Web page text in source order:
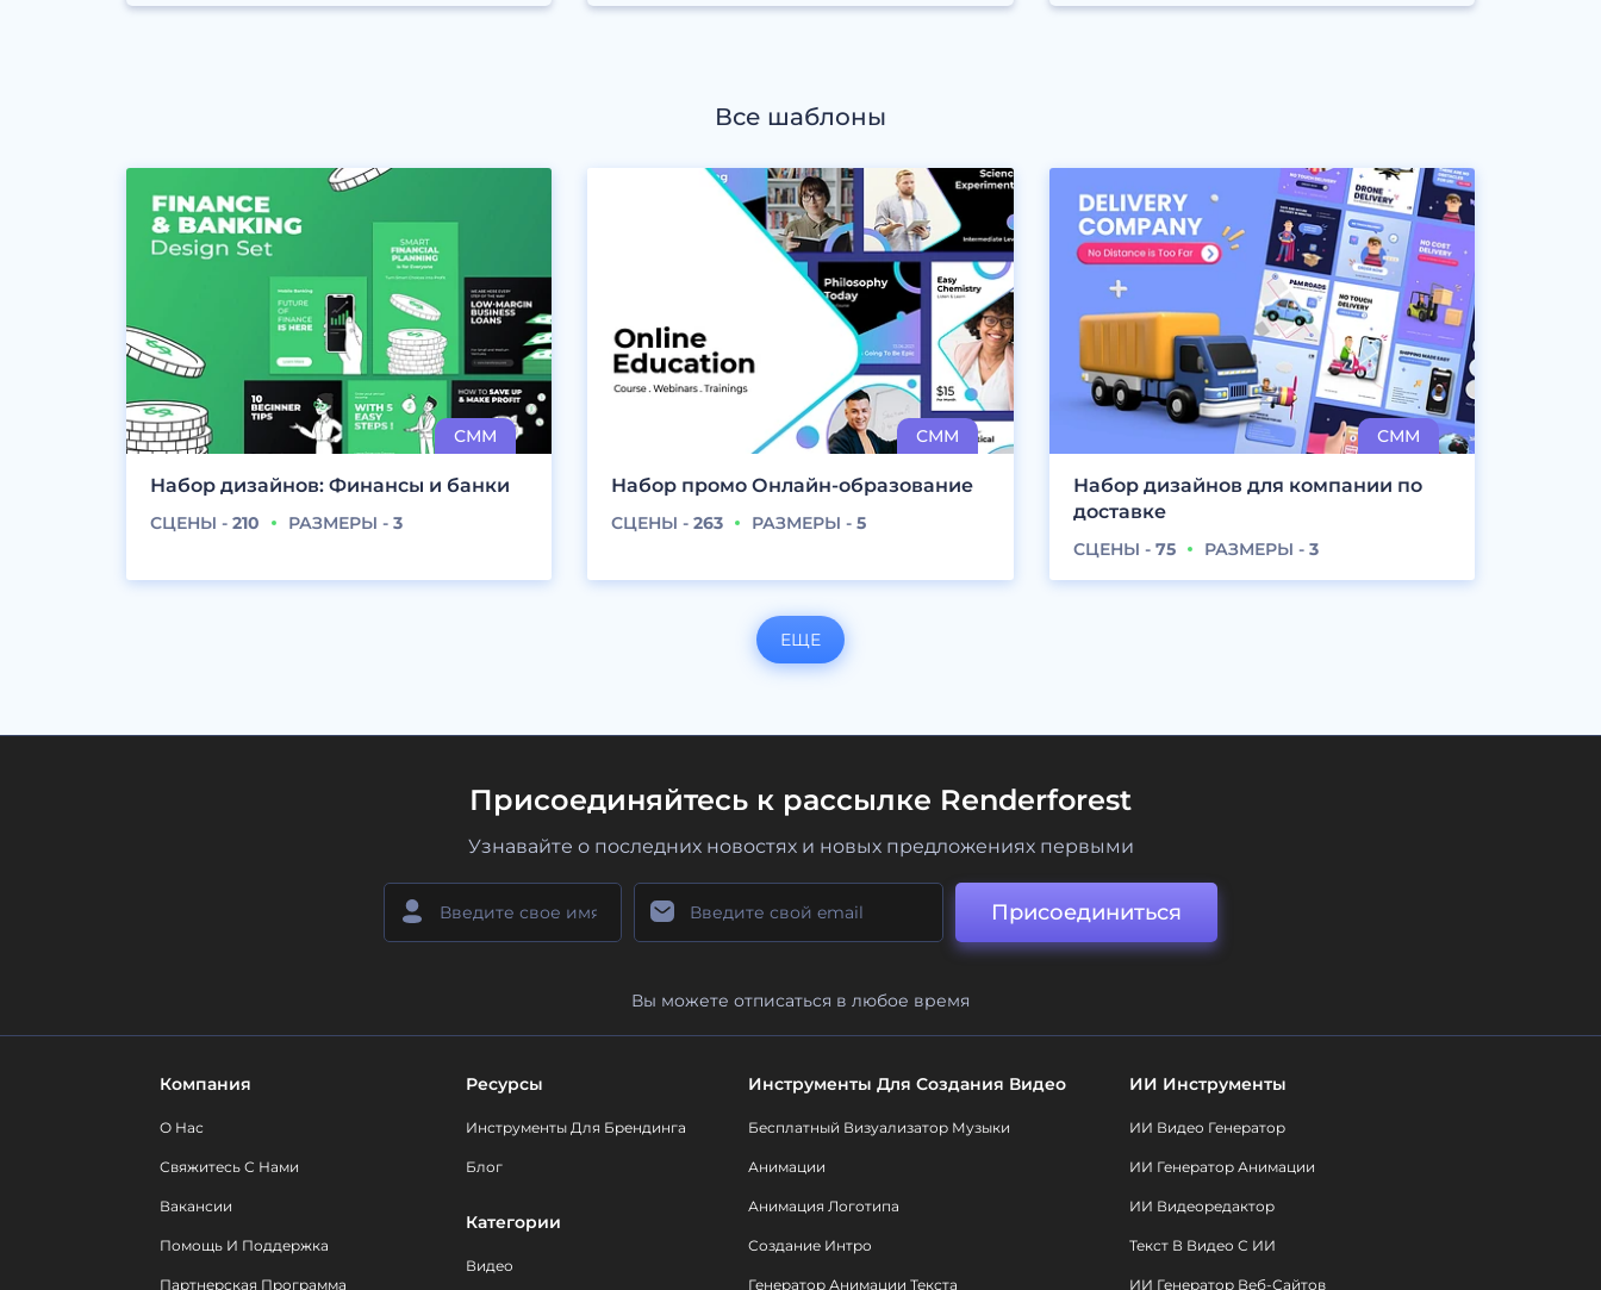
Все шаблоны
Набор дизайнов: Финансы и банки
СЦЕНЫ -210 РАЗМЕРЫ -3
Набор промо Онлайн-образование
СЦЕНЫ -263 РАЗМЕРЫ -5
Набор дизайнов для компании по
доставке
СЦЕНЫ - 75 РАЗМЕРЫ - 3
ЕЩЕ
Присоединяйтесь к рассылке Renderforest
Узнавайте о последних новостях и новых предложениях первыми
Присоединиться
Вы можете отписаться в любое время
Компания
О Нас
Свяжитесь С Нами
Вакансии
Помощь И Поддержка
Партнерская Программа
Ресурсы
Инструменты Для Брендинга
Блог
Категории
Видео
Инструменты Для Создания Видео
Бесплатный Визуализатор Музыки
Анимации
Анимация Логотипа
Создание Интро
Генератор Анимации Текста
ИИ Инструменты
ИИ Видео Генератор
ИИ Генератор Анимации
ИИ Видеоредактор
Текст В Видео С ИИ
ИИ Генератор Веб-Сайтов